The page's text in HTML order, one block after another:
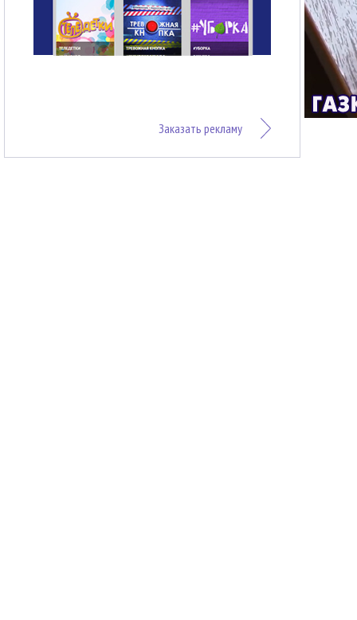
Заказать рекламу